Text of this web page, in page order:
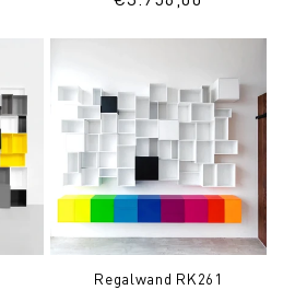
Regalwand RK261